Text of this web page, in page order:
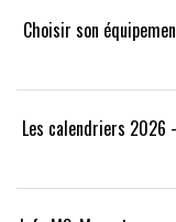
Choisir son
Les calendriers 2026